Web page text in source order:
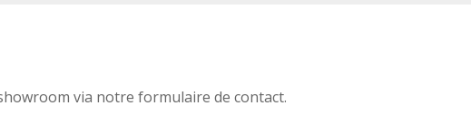
via notre formulaire de contact.